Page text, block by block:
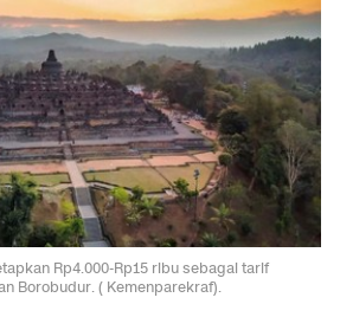
Rp4.000-Rp15 ribu sebagai tarif
Borobudur. ( Kemenparekraf).